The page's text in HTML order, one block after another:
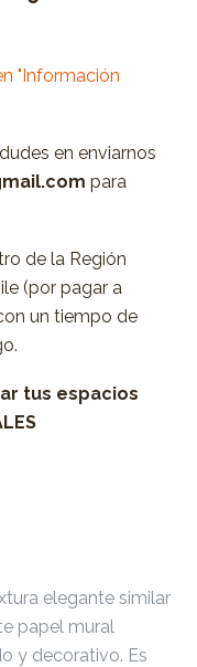
"Información
en enviarnos
para
de la Región
(por pagar a
un tiempo de
tus espacios
elegante similar
papel mural
y decorativo. Es